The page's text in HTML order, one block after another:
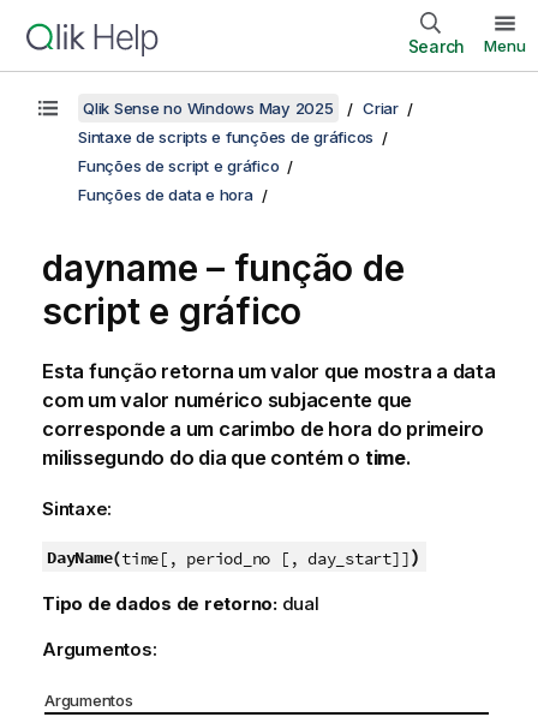
Search Menu
Qlik Sense no Windows May 2025
Criar
Sintaxe de scripts e funções de gráficos
Funções de script e gráfico
Funções de data e hora
dayname – função de
script e gráfico
Esta função retorna um valor que mostra a data
com um valor numérico subjacente que
corresponde a um carimbo de hora do primeiro
milissegundo do dia que contém o time.
Sintaxe:
DayName(time[, period_no [, day_start]])
Tipo de dados de retorno: dual
Argumentos:
Argumentos